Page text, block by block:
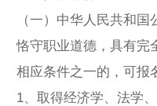
（一）中华人民共和
恪守职业道德，具有完
相应条件之一的，可报
1、取得经济学、法学